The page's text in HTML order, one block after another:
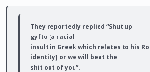
They reportedly replied “Shut up
gyfto [a racial
insult in Greek which relates to his
identity] or we will beat the
shit out of you”.